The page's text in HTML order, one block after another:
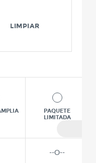
LIMPIAR
PAQUETE
LIMITADA
--O--